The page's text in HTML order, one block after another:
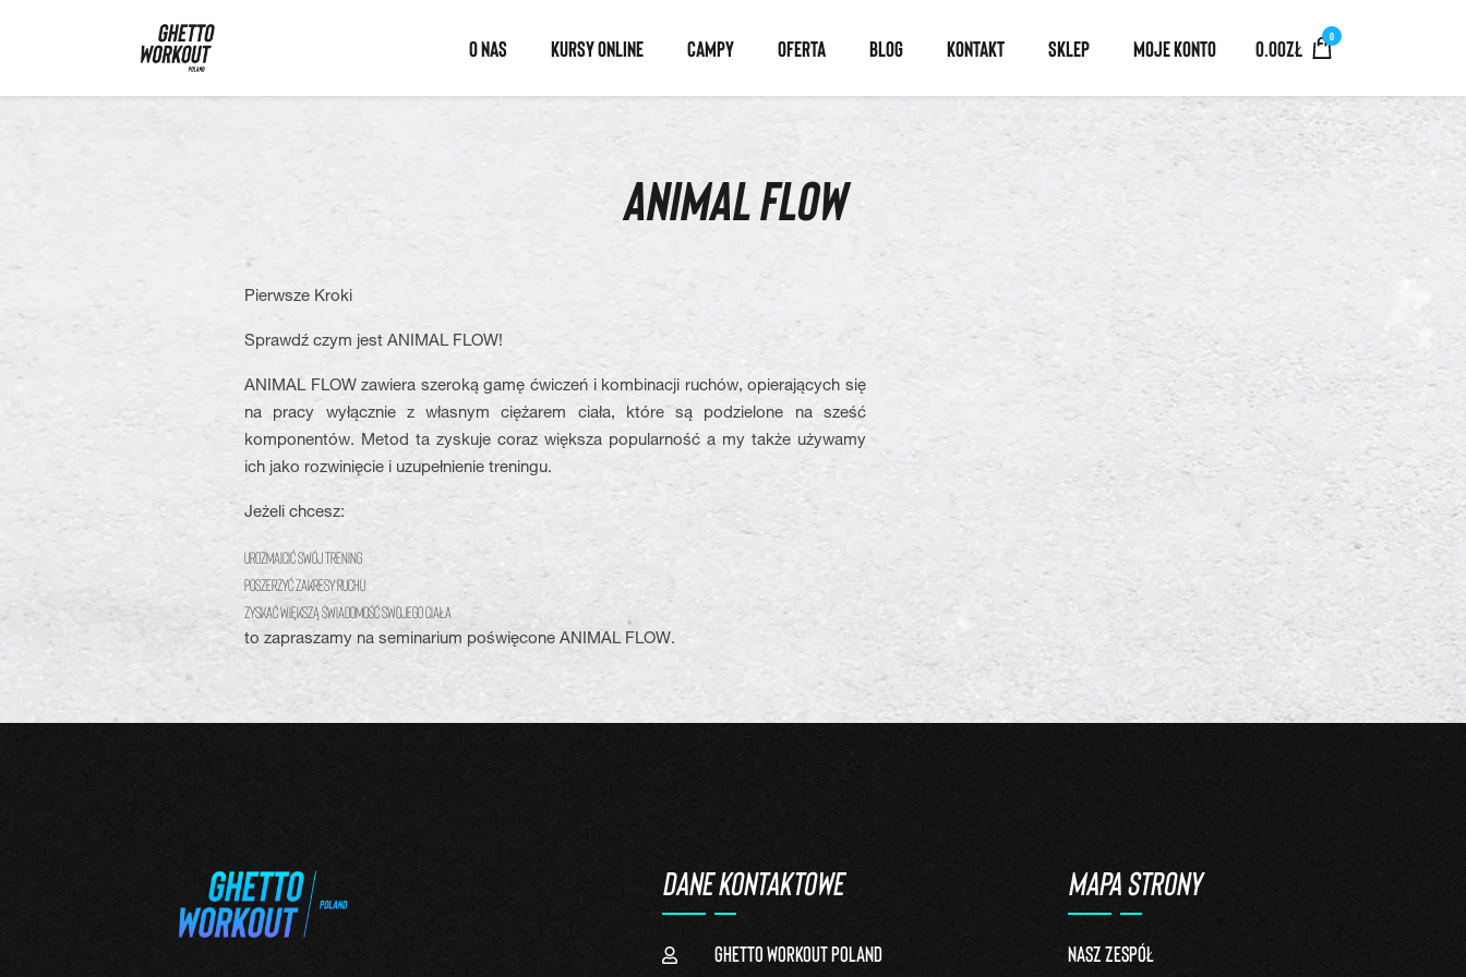
O NAS KURSY ONLINE CAMPY OFERTA BLOG KONTAKT SKLEP MOJE KONTO 0.00ZŁ 0
ANIMAL FLOW
Pierwsze Kroki
Sprawdź czym jest ANIMAL FLOW!
ANIMAL FLOW zawiera szeroką gamę ćwiczeń i kombinacji ruchów, opierających się
na pracy wyłącznie z własnym ciężarem ciała, które są podzielone na sześć
komponentów. Metod ta zyskuje coraz większa popularność a my także używamy
ich jako rozwinięcie i uzupełnienie treningu.
Jeżeli chcesz:
urozmaicić swój trening
poszerzyć zakresy ruchu
zyskać większą świadomość swojego ciała
to zapraszamy na seminarium poświęcone ANIMAL FLOW.
DANE KONTAKTOWE
Ghetto Workout Poland
MAPA STRONY
Nasz zespół